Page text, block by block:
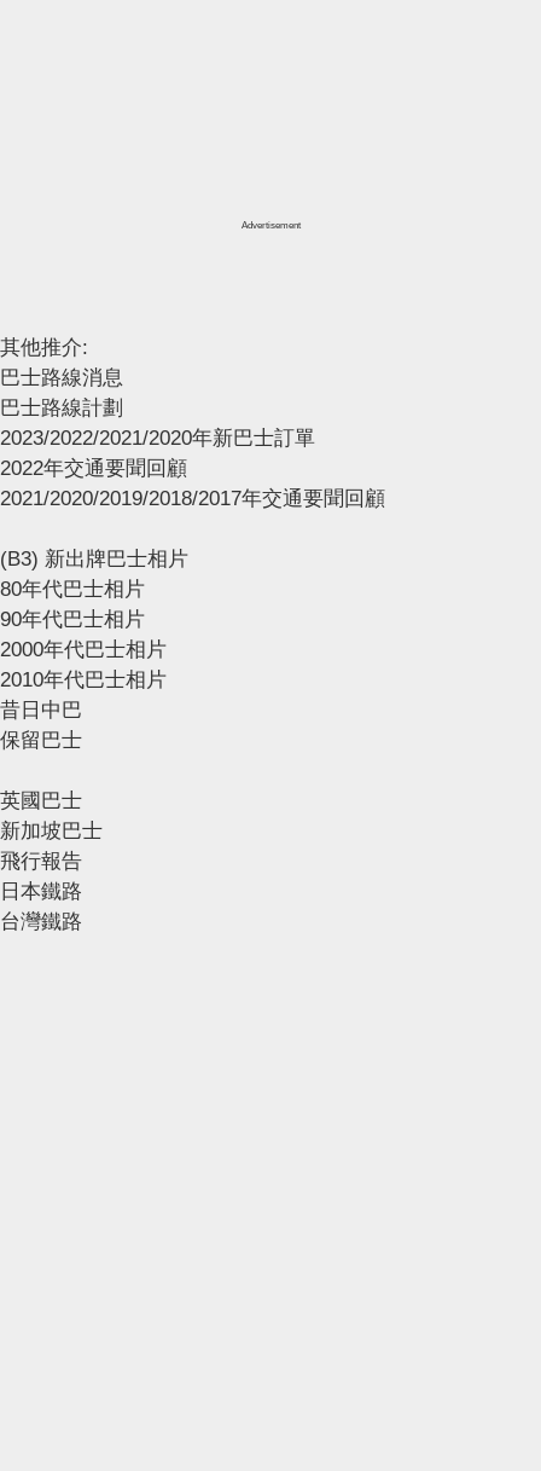
Advertisement
其他推介:
巴士路線消息
巴士路線計劃
2023/2022/2021/2020年新巴士訂單
2022年交通要聞回顧
2021/2020/2019/2018/2017年交通要聞回顧
(B3) 新出牌巴士相片
80年代巴士相片
90年代巴士相片
2000年代巴士相片
2010年代巴士相片
昔日中巴
保留巴士
英國巴士
新加坡巴士
飛行報告
日本鐵路
台灣鐵路